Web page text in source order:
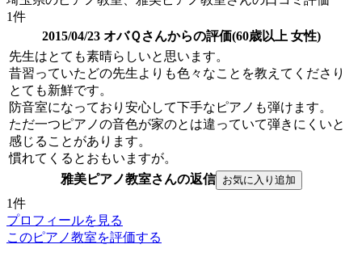
1件
2015/04/23 オバＱさんからの評価(60歳以上 女性)
先生はとても素晴らしいと思います。
昔習っていたどの先生よりも色々なことを教えてくださり
とても新鮮です。
防音室になっており安心して下手なピアノも弾けます。
ただ一つピアノの音色が家のとは違っていて弾きにくいと
感じることがあります。
慣れてくるとおもいますが。
雅美ピアノ教室さんの返信
1件
プロフィールを見る
このピアノ教室を評価する